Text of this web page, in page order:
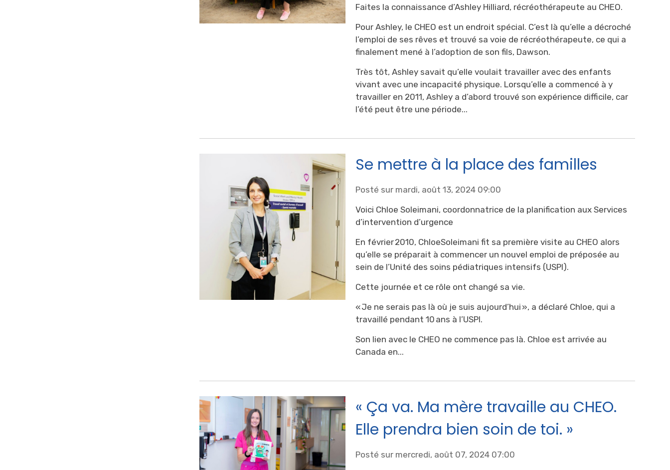
Faites la connaissance d’Ashley Hilliard, récréothérapeute au CHEO.
Pour Ashley, le CHEO est un endroit spécial. C’est là qu’elle a décroché
l’emploi de ses rêves et trouvé sa voie de récréothérapeute, ce qui a
finalement mené à l’adoption de son fils, Dawson.
Très tôt, Ashley savait qu’elle voulait travailler avec des enfants
vivant avec une incapacité physique. Lorsqu’elle a commencé à y
travailler en 2011, Ashley a d’abord trouvé son expérience difficile, car
l’été peut être une période...
Se mettre à la place des familles
Posté sur mardi, août 13, 2024 09:00
Voici Chloe Soleimani, coordonnatrice de la planification aux Services
d’intervention d’urgence
En février 2010, ChloeSoleimani fit sa première visite au CHEO alors
qu’elle se préparait à commencer un nouvel emploi de préposée au
sein de l’Unité des soins pédiatriques intensifs (USPI).
Cette journée et ce rôle ont changé sa vie.
« Je ne serais pas là où je suis aujourd’hui », a déclaré Chloe, qui a
travaillé pendant 10 ans à l’USPI.
Son lien avec le CHEO ne commence pas là. Chloe est arrivée au
Canada en...
« Ça va. Ma mère travaille au CHEO.
Elle prendra bien soin de toi. »
Posté sur mercredi, août 07, 2024 07:00